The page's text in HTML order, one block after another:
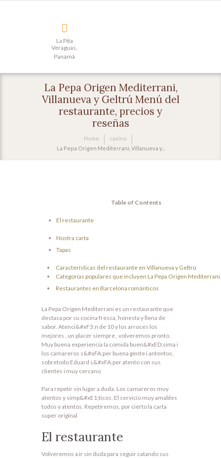
La Pita
Veraguas,
Panamà
La Pepa Origen Mediterrani,
Villanueva y Geltrú Menú del
restaurante, precios y
reseñas
Home
casino
La Pepa Origen Mediterrani, Villanueva y...
Table of Contents
El restaurante
Nostra carta
Tapas
Características del restaurante en Villanueva y Geltrú
Categorías populares que incluyen La Pepa Origen Mediterrani
Restaurantes en Barcelona románticos
La Pepa Origen Mediterrani es un restaurante que
destaca por su cocina fresca, honesta y llena de
sabor. Atenci&#xF3;n de 10 y los arroces los
mejores , un placer siempre , volveremos pronto.
Muy buena experiencia la comida buen&#xED;sima i
los camareros s&#xFA;per buena gente i antentos,
sobretodo Eduard s&#xFA;per atento con sus
clientes i muy cercano.
Para repetir sin lugar a duda. Los camareros muy
atentos y simp&#xE1;ticos. El servicio muy amables
todos y atentos. Repetiremos, por cierto la carta
super original
El restaurante
Volveremos a ir sin duda para seguir catando sus